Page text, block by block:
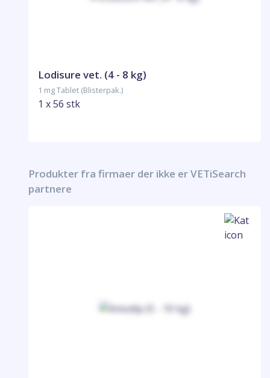
Lodisure vet. (4 - 8 kg)
1 mg Tablet (Blisterpak.)
1 x 56 stk
Produkter fra firmaer der ikke er VETiSearch
partnere